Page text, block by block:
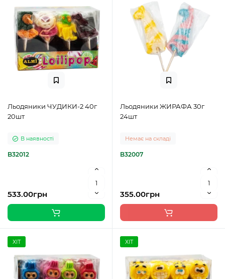
Льодяники ЧУДИКИ-2 40г
20шт
В наявності
B32012
533.00грн
Льодяники ЖИРАФА 30г
24шт
Немає на складі
B32007
355.00грн
ХІТ ХІТ